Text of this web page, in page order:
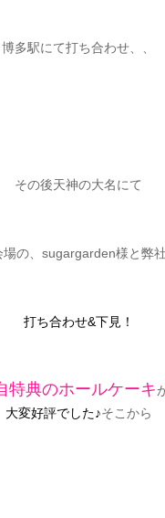
博多駅にて打ち合わせ、、
その後天神の大名にて
の、sugargarden様と弊
打ち合わせ&下見！
特典のホールケーキ
大変好評でした♪そこから